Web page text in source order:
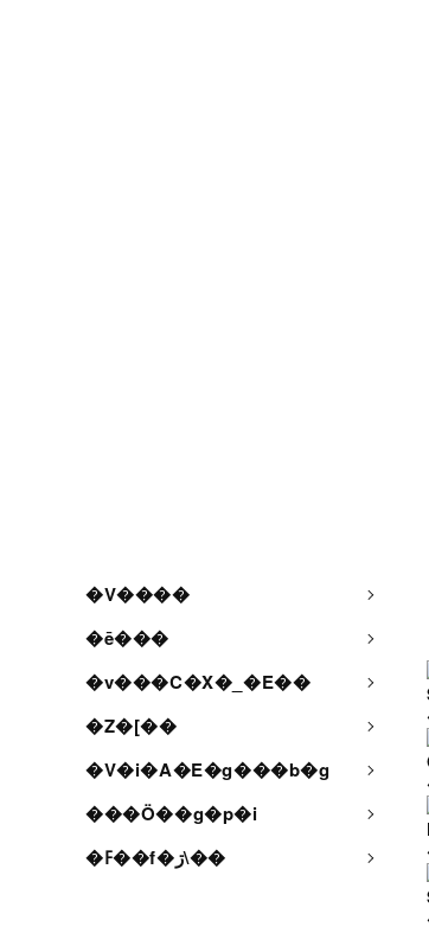
�V����
�ē���
�v���C�X�_�E��
�Z�[��
�V�i�A�E�g���b�g
���Ö��g�p�i
�ߓ��f�ڗ\��